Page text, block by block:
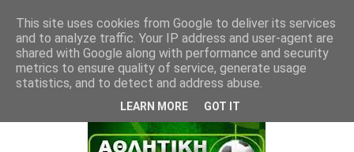
This site uses cookies from Google to deliver its services
and to analyze traffic. Your IP address and user-agent are
shared with Google along with performance and security
metrics to ensure quality of service, generate usage
statistics, and to detect and address abuse.
LEARN MORE GOT IT